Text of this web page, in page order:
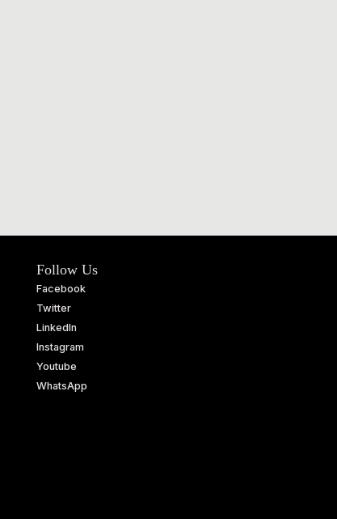
Follow Us
Facebook
Twitter
LinkedIn
Instagram
Youtube
WhatsApp